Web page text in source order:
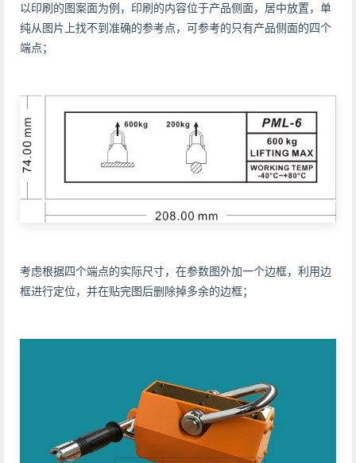
以印刷的图案面为例，印刷的内容位于产品侧面，居中放置，单
纯从图片上找不到准确的参考点，可参考的只有产品侧面的四个
端点；
考虑根据四个端点的实际尺寸，在参数图外加一个边框，利用边
框进行定位，并在贴完图后删除掉多余的边框；